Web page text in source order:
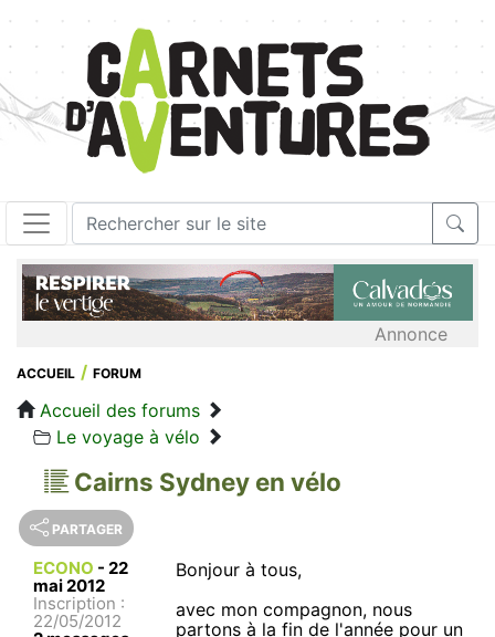
Annonce
ACCUEIL FORUM
Accueil des forums
Le voyage à vélo
Cairns Sydney en vélo
PARTAGER
ECONO - 22
mai 2012
Inscription :
22/05/2012
Bonjour à tous,
avec mon compagnon, nous
partons à la fin de l'année pour un